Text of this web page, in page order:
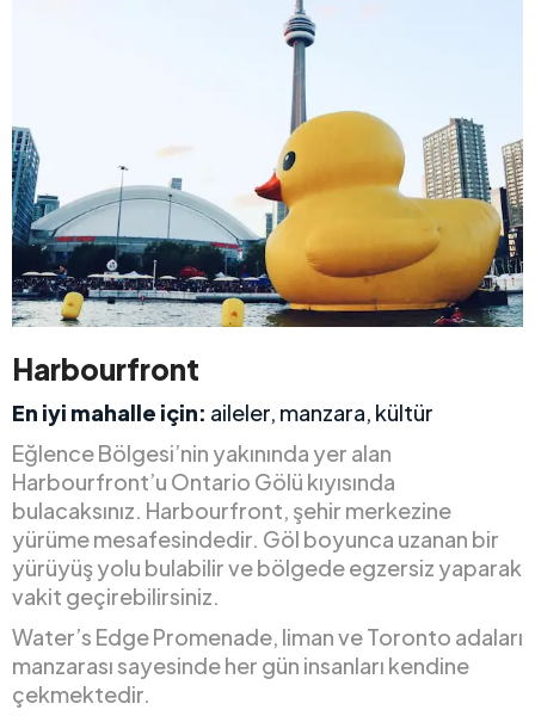
Harbourfront
En iyi mahalle için: aileler, manzara, kültür
Eğlence Bölgesi’nin yakınında yer alan
Harbourfront’u Ontario Gölü kıyısında
bulacaksınız. Harbourfront, şehir merkezine
yürüme mesafesindedir. Göl boyunca uzanan bir
yürüyüş yolu bulabilir ve bölgede egzersiz yaparak
vakit geçirebilirsiniz.
Water’s Edge Promenade, liman ve Toronto adaları
manzarası sayesinde her gün insanları kendine
çekmektedir.